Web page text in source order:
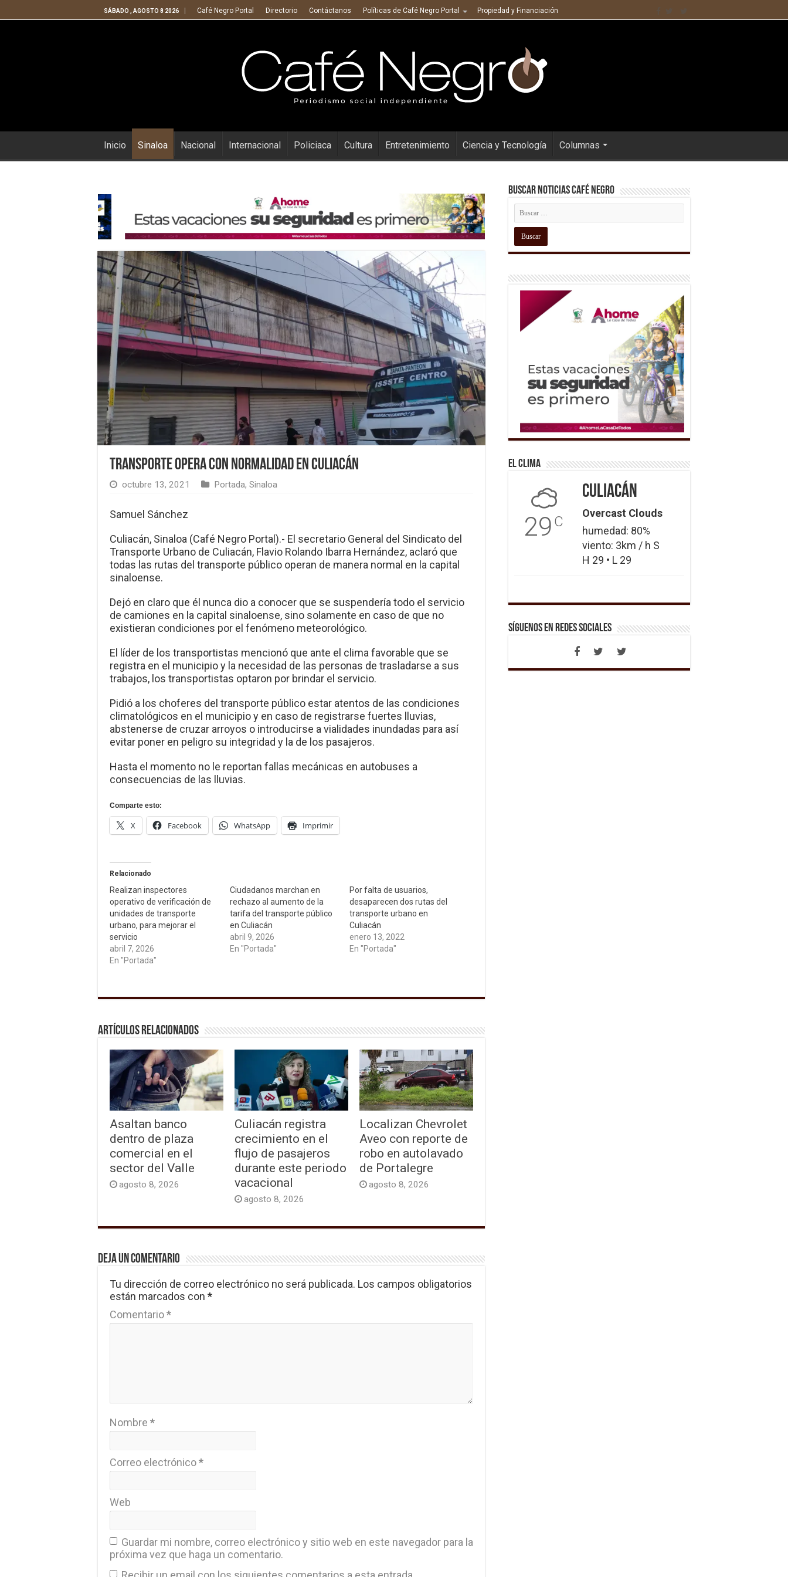
SÁBADO , AGOSTO 8 2026 Café Negro Portal Directorio Contáctanos Políticas de Café Negro Portal Propiedad y Financiación
Inicio Sinaloa Nacional Internacional Policiaca Cultura Entretenimiento Ciencia y Tecnología Columnas
Transporte opera con normalidad en Culiacán
octubre 13, 2021 Portada, Sinaloa
Samuel Sánchez
Culiacán, Sinaloa (Café Negro Portal).- El secretario General del Sindicato del
Transporte Urbano de Culiacán, Flavio Rolando Ibarra Hernández, aclaró que
todas las rutas del transporte público operan de manera normal en la capital
sinaloense.
Dejó en claro que él nunca dio a conocer que se suspendería todo el servicio
de camiones en la capital sinaloense, sino solamente en caso de que no
existieran condiciones por el fenómeno meteorológico.
El líder de los transportistas mencionó que ante el clima favorable que se
registra en el municipio y la necesidad de las personas de trasladarse a sus
trabajos, los transportistas optaron por brindar el servicio.
Pidió a los choferes del transporte público estar atentos de las condiciones
climatológicos en el municipio y en caso de registrarse fuertes lluvias,
abstenerse de cruzar arroyos o introducirse a vialidades inundadas para así
evitar poner en peligro su integridad y la de los pasajeros.
Hasta el momento no le reportan fallas mecánicas en autobuses a
consecuencias de las lluvias.
Comparte esto:
X Facebook WhatsApp Imprimir
Relacionado
Realizan inspectores
operativo de verificación de
unidades de transporte
urbano, para mejorar el
servicio
abril 7, 2026
En "Portada"
Ciudadanos marchan en
rechazo al aumento de la
tarifa del transporte público
en Culiacán
abril 9, 2026
En "Portada"
Por falta de usuarios,
desaparecen dos rutas del
transporte urbano en
Culiacán
enero 13, 2022
En "Portada"
Artículos relacionados
Asaltan banco
dentro de plaza
comercial en el
sector del Valle
agosto 8, 2026
Culiacán registra
crecimiento en el
flujo de pasajeros
durante este periodo
vacacional
agosto 8, 2026
Localizan Chevrolet
Aveo con reporte de
robo en autolavado
de Portalegre
agosto 8, 2026
Deja un comentario
Tu dirección de correo electrónico no será publicada. Los campos obligatorios
están marcados con *
Comentario*
Nombre *
Correo electrónico*
Web
Guardar mi nombre, correo electrónico y sitio web en este navegador para la
próxima vez que haga un comentario.
Buscar Noticias Café Negro
El Clima
29 C
Culiacán
Overcast Clouds
humedad: 80%
viento: 3km / h S
H 29 • L 29
Síguenos en Redes Sociales